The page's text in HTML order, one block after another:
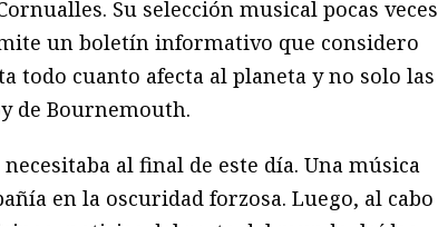
Su selección musical pocas veces
un boletín informativo que considero
todo cuanto afecta al planeta y no solo las
de Bournemouth.
al final de este día. Una música
en la oscuridad forzosa. Luego, al cabo